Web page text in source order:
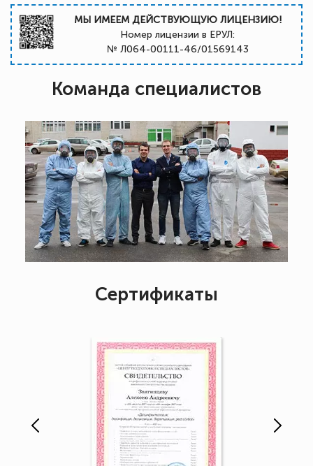
МЫ ИМЕЕМ ДЕЙСТВУЮЩУЮ ЛИЦЕНЗИЮ!
Номер лицензии в ЕРУЛ:
№ Л064-00111-46/01569143
Команда специалистов
Сертификаты